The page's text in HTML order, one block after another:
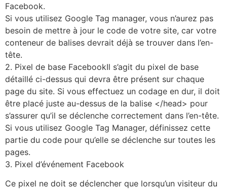
Facebook.
Si vous utilisez Google Tag manager, vous n’aurez pas
besoin de mettre à jour le code de votre site, car votre
conteneur de balises devrait déjà se trouver dans l’en-
tête.
2. Pixel de base FacebookIl s’agit du pixel de base
détaillé ci-dessus qui devra être présent sur chaque
page du site. Si vous effectuez un codage en dur, il doit
être placé juste au-dessus de la balise </head> pour
s’assurer qu’il se déclenche correctement dans l’en-tête.
Si vous utilisez Google Tag Manager, définissez cette
partie du code pour qu’elle se déclenche sur toutes les
pages.
3. Pixel d’événement Facebook
Ce pixel ne doit se déclencher que lorsqu’un visiteur du